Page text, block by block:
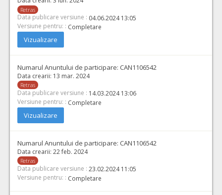
Retras
Data publicare versiune : 04.06.2024 13:05
Versiune pentru: : Completare
Vizualizare
Numarul Anuntului de participare: CAN1106542
Data crearii: 13 mar. 2024
Retras
Data publicare versiune : 14.03.2024 13:06
Versiune pentru: : Completare
Vizualizare
Numarul Anuntului de participare: CAN1106542
Data crearii: 22 feb. 2024
Retras
Data publicare versiune : 23.02.2024 11:05
Versiune pentru: : Completare